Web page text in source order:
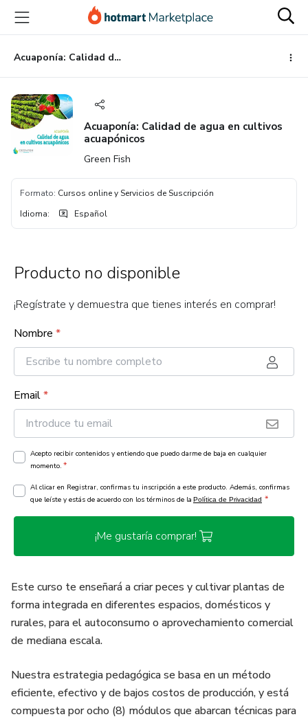
principal
página
de
página
Acuaponía: Calidad de agua en cultivos acuapónicos
Acuaponía: Calidad de agua en cultivos
acuapónicos
Green Fish
Formato: Cursos online y Servicios de Suscripción
Idioma: Español
Producto no disponible
¡Regístrate y demuestra que tienes interés en comprar!
Nombre *
Email*
Acepto recibir contenidos y entiendo que puedo darme de baja en cualquier
momento. *
Al clicar en Registrar, confirmas tu inscripción a este producto. Además, confirmas
que leíste y estás de acuerdo con los términos de la Política de Privacidad *
¡Me gustaría comprar!
Este curso te enseñará a criar peces y cultivar plantas de
forma integrada en diferentes espacios, domésticos y
rurales, para el autoconsumo o aprovechamiento comercial
de mediana escala.
Nuestra estrategia pedagógica se basa en un método
eficiente, efectivo y de bajos costos de producción, y está
compuesta por ocho (8) módulos que abarcan técnicas para